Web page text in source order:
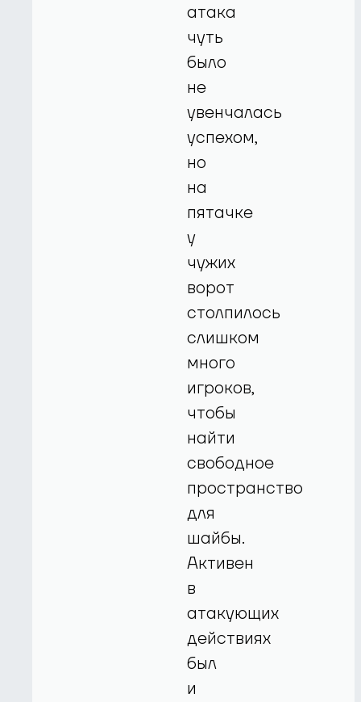
атака
чуть
было
не
увенчалась
успехом,
но
на
пятачке
у
чужих
ворот
столпилось
слишком
много
игроков,
чтобы
найти
свободное
пространство
для
шайбы.
Активен
в
атакующих
действиях
был
и